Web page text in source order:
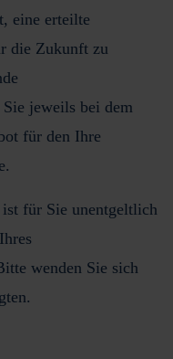
eine erteilte
die Zukunft zu
jeweils bei dem
für den Ihre
für Sie unentgeltlich
wenden Sie sich